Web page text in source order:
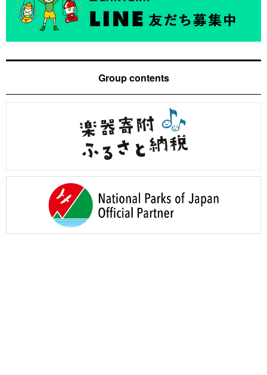
Group contents